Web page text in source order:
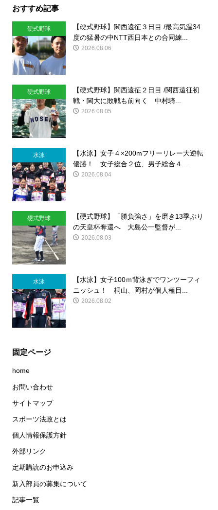
おすすめ記事
硬式野球
【硬式野球】関西遠征３日目 /最高気温34
度の猛暑の中NTT西日本との合同練...
2026.08.06
硬式野球
【硬式野球】関西遠征２日目 /関西遠征初
戦・関大に敗戦も前向く 中村騎...
2026.08.05
水泳
【水泳】女子４×200mフリーリレー大逆転
優勝！ 女子総合２位、男子総合４...
2026.08.04
硬式野球
【硬式野球】「勝負強さ」を磨き13季ぶり
の天皇杯奪還へ 大島公一監督が...
2026.08.03
水泳
【水泳】女子100ｍ背泳ぎでワンツーフィ
ニッシュ！ 桐山、岡村が個人種目...
2026.08.02
固定ページ
home
お問い合わせ
サイトマップ
スポーツ法政とは
個人情報保護方針
外部リンク
定期購読のお申込み
新入部員の募集について
記事一覧